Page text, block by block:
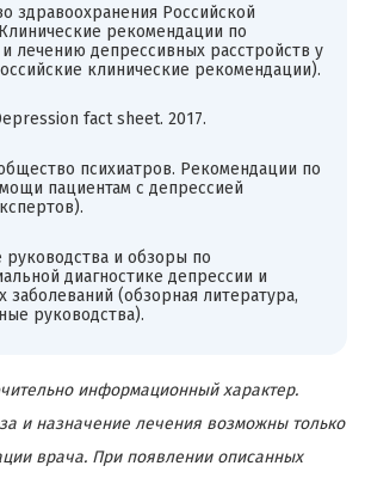
здравоохранения Российской
рекомендации по
и лечению депрессивных расстройств у
клинические рекомендации).
fact sheet. 2017.
психиатров. Рекомендации по
пациентам с депрессией
руководства и обзоры по
диагностике депрессии и
заболеваний (обзорная литература,
руководства).
информационный характер.
и назначение лечения возможны только
врача. При появлении описанных